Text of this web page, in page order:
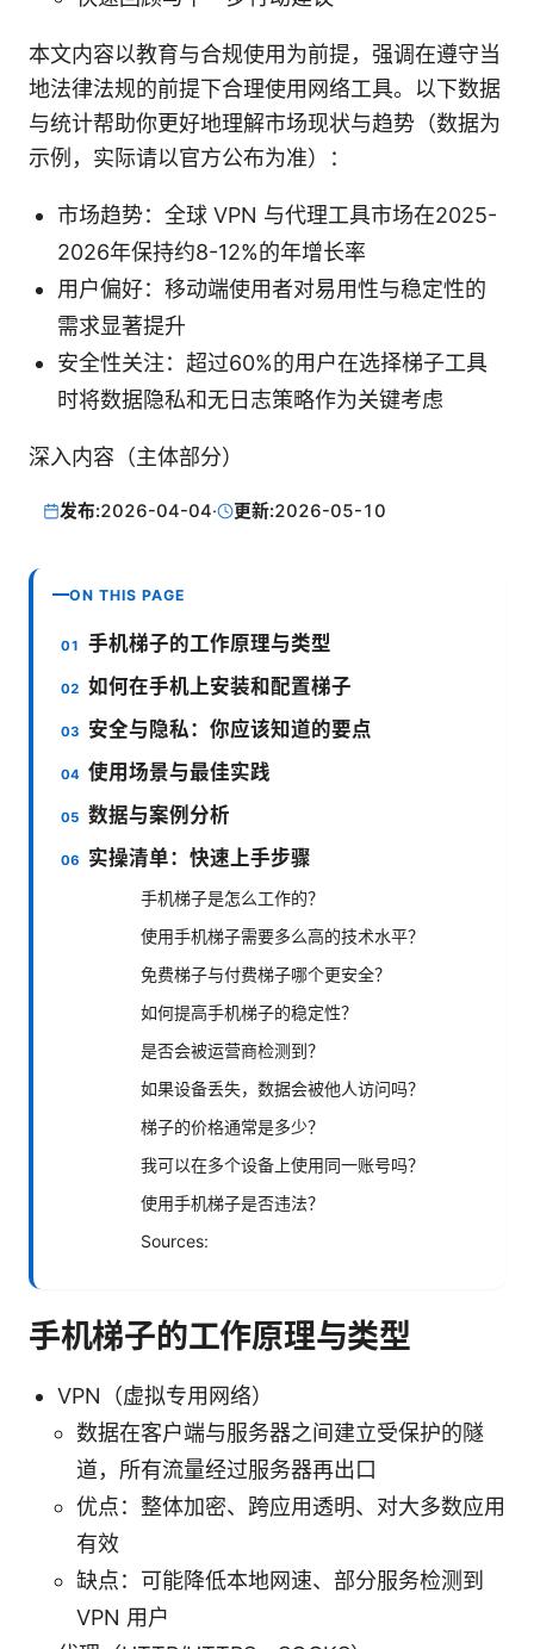
本文内容以教育与合规使用为前提，强调在遵守当
地法律法规的前提下合理使用网络工具。以下数据
与统计帮助你更好地理解市场现状与趋势（数据为
示例，实际请以官方公布为准）：
市场趋势：全球 VPN 与代理工具市场在2025-
2026年保持约8-12%的年增长率
用户偏好：移动端使用者对易用性与稳定性的
需求显著提升
安全性关注：超过60%的用户在选择梯子工具
时将数据隐私和无日志策略作为关键考虑
深入内容（主体部分）
发布:2026-04-04· 更新:2026-05-10
ON THIS PAGE
手机梯子的工作原理与类型
如何在手机上安装和配置梯子
安全与隐私：你应该知道的要点
使用场景与最佳实践
数据与案例分析
实操清单：快速上手步骤
手机梯子是怎么工作的？
使用手机梯子需要多么高的技术水平？
免费梯子与付费梯子哪个更安全？
如何提高手机梯子的稳定性？
是否会被运营商检测到？
如果设备丢失，数据会被他人访问吗？
梯子的价格通常是多少？
我可以在多个设备上使用同一账号吗？
使用手机梯子是否违法？
Sources:
手机梯子的工作原理与类型
VPN（虚拟专用网络）
数据在客户端与服务器之间建立受保护的隧
道，所有流量经过服务器再出口
优点：整体加密、跨应用透明、对大多数应用
有效
缺点：可能降低本地网速、部分服务检测到
VPN 用户